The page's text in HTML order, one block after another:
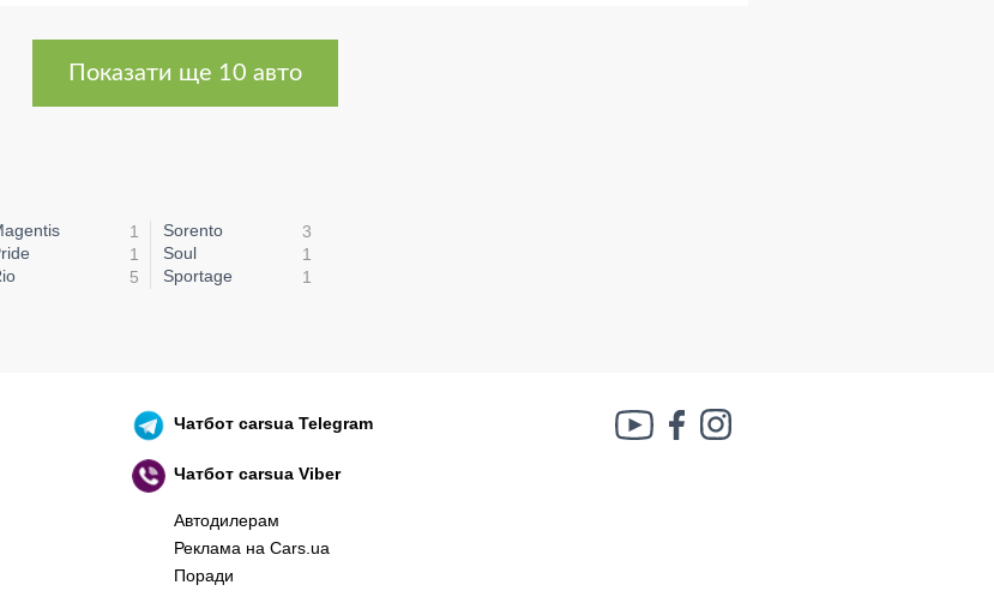
Показати ще 10 авто
1
1
5
Sorento
3
Soul
1
Sportage
1
Чатботcarsua Telegram
Чатботcarsua Viber
Автодилерам
Реклама на Cars.ua
Поради